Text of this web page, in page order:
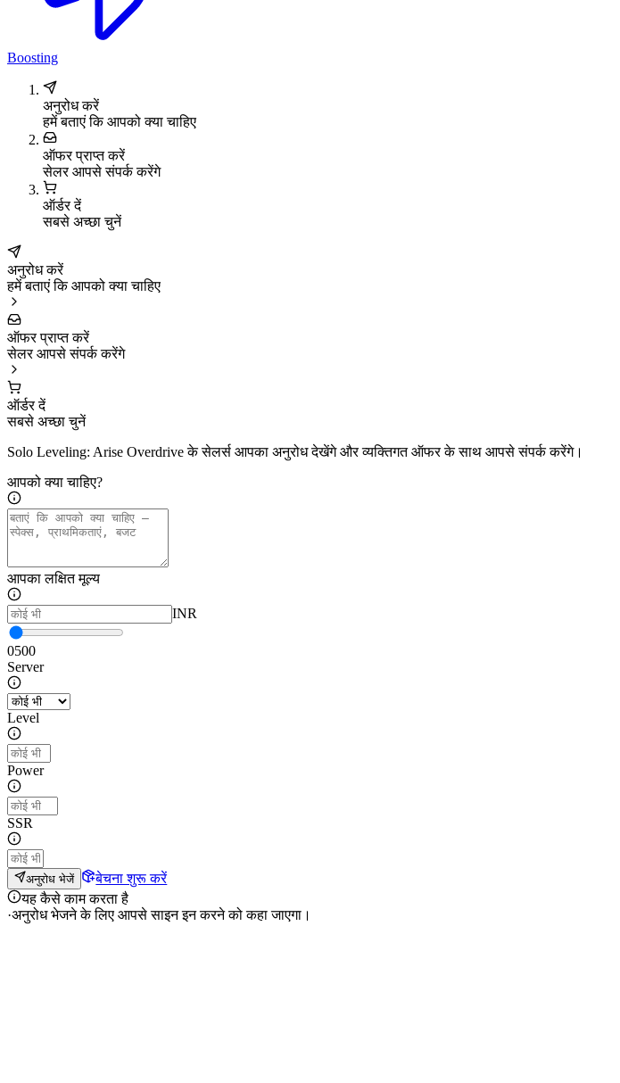
Boosting
अनुरोध करें
हमें बताएं कि आपको क्या चाहिए
ऑफर प्राप्त करें
सेलर आपसे संपर्क करेंगे
ऑर्डर दें
सबसे अच्छा चुनें
अनुरोध करें
हमें बताएं कि आपको क्या चाहिए
ऑफर प्राप्त करें
सेलर आपसे संपर्क करेंगे
ऑर्डर दें
सबसे अच्छा चुनें
Solo Leveling: Arise Overdrive के सेलर्स आपका अनुरोध देखेंगे और व्यक्तिगत ऑफर के साथ आपसे संपर्क करेंगे।
आपको क्या चाहिए?
आपका लक्षित मूल्य
INR
0500
Server
Level
Power
SSR
अनुरोध भेजें
बेचना शुरू करें
यह कैसे काम करता है
·अनुरोध भेजने के लिए आपसे साइन इन करने को कहा जाएगा।